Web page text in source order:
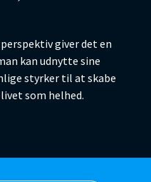
giver det en
kan udnytte sine
styrker til at skabe
som helhed.